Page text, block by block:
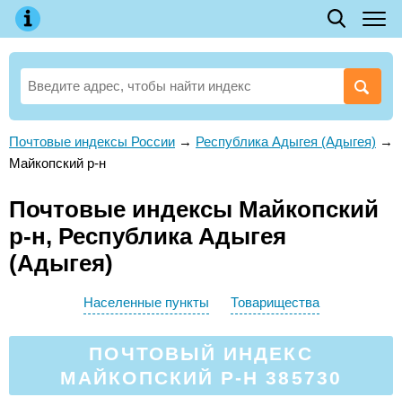
Почтовые индексы России → Республика Адыгея (Адыгея) →
Майкопский р-н
Почтовые индексы Майкопский
р-н, Республика Адыгея
(Адыгея)
Населенные пункты Товарищества
ПОЧТОВЫЙ ИНДЕКС
МАЙКОПСКИЙ Р-Н 385730